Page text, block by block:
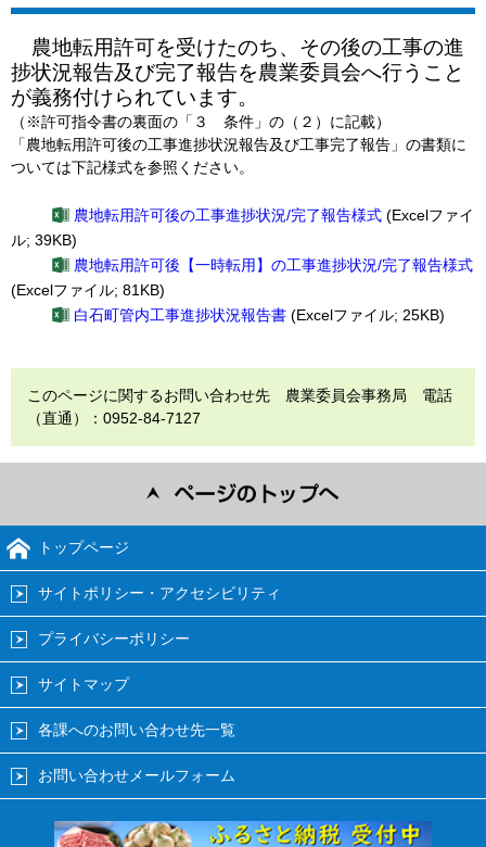
農地転用許可を受けたのち、その後の工事の進
捗状況報告及び完了報告を農業委員会へ行うこと
が義務付けられています。
（※許可指令書の裏面の「３ 条件」の（２）に記載）
「農地転用許可後の工事進捗状況報告及び工事完了報告」の書類に
ついては下記様式を参照ください。
農地転用許可後の工事進捗状況/完了報告様式 (Excelファイ
ル; 39KB)
農地転用許可後【一時転用】の工事進捗状況/完了報告様式
(Excelファイル; 81KB)
白石町管内工事進捗状況報告書 (Excelファイル; 25KB)
このページに関するお問い合わせ先 農業委員会事務局 電話
（直通）：0952-84-7127
トップページ
サイトポリシー・アクセシビリティ
プライバシーポリシー
サイトマップ
各課へのお問い合わせ先一覧
お問い合わせメールフォーム